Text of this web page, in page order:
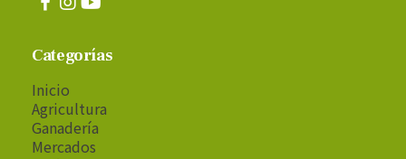
Categorías
Inicio
Agricultura
Ganadería
Mercados